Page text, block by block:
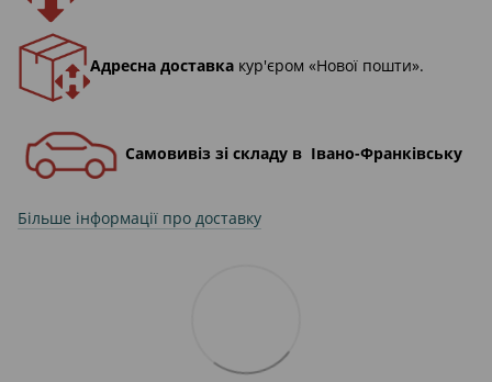
Адресна доставка кур'єром «Нової пошти».
Самовивіз зі складу в Івано-Франківську
Більше інформації про доставку